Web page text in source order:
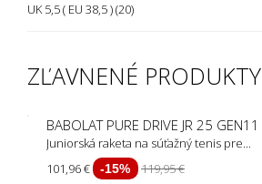
UK 5,5 ( EU 38,5 )(20)
UK 7 ( EU 40,5 )(12)
ZĽAVNENÉ PRODUKTY
BABOLAT PURE DRIVE JR 25 GEN11
Juniorská raketa na súťažný tenis pre...
101,96 €
-15% 119,95 €